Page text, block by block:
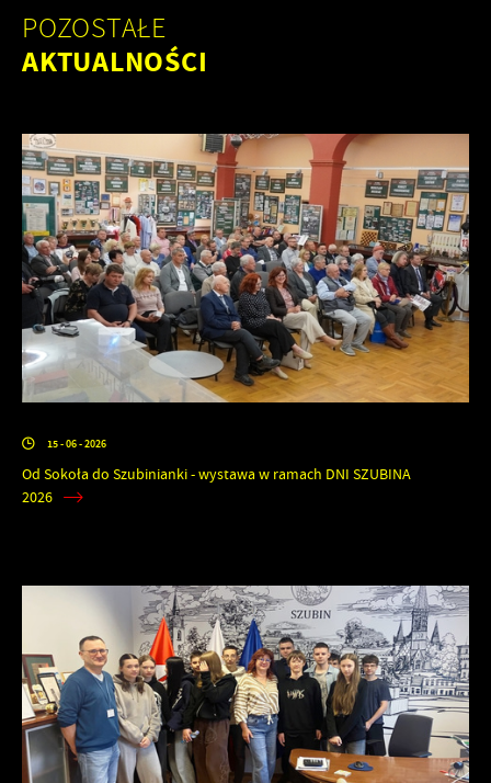
POZOSTAŁE
AKTUALNOŚCI
15 - 06 - 2026
Od Sokoła do Szubinianki - wystawa w ramach DNI SZUBINA
2026